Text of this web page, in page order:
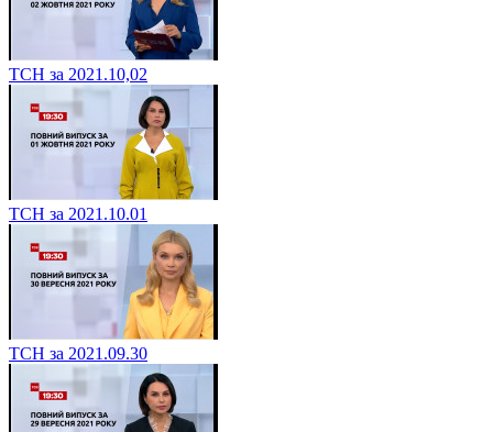
ТСН за 2021.10,02
ТСН за 2021.10.01
ТСН за 2021.09.30